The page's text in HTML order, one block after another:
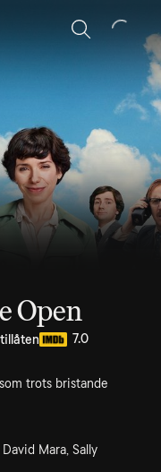
Sök
Open
7.0
trots bristande
Mara, Sally